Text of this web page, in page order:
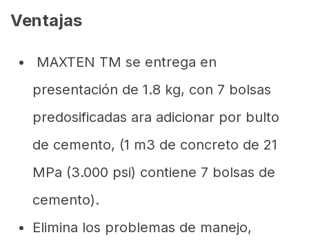
Ventajas
MAXTEN TM se entrega en
presentación de 1.8 kg, con 7 bolsas
predosificadas ara adicionar por bulto
de cemento, (1 m3 de concreto de 21
MPa (3.000 psi) contiene 7 bolsas de
cemento).
Elimina los problemas de manejo,